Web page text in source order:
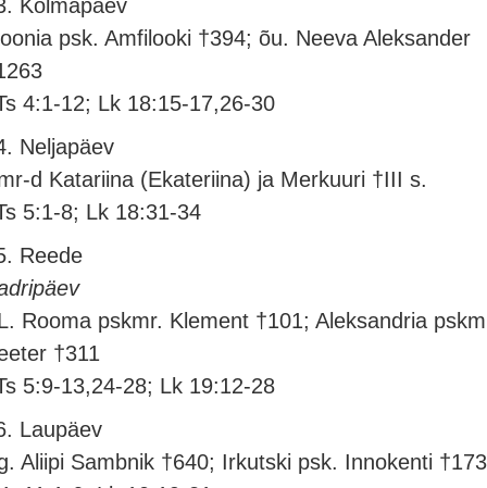
Kolmapäev
psk. Amfilooki †394; õu. Neeva Aleksander
4:1-12; Lk 18:15-17,26-30
Neljapäev
d Katariina (Ekateriina) ja Merkuuri †III s.
5:1-8; Lk 18:31-34
Reede
Rooma pskmr. Klement †101; Aleksandria
†311
5:9-13,24-28; Lk 19:12-28
Laupäev
Aliipi Sambnik †640; Irkutski psk. Innokenti